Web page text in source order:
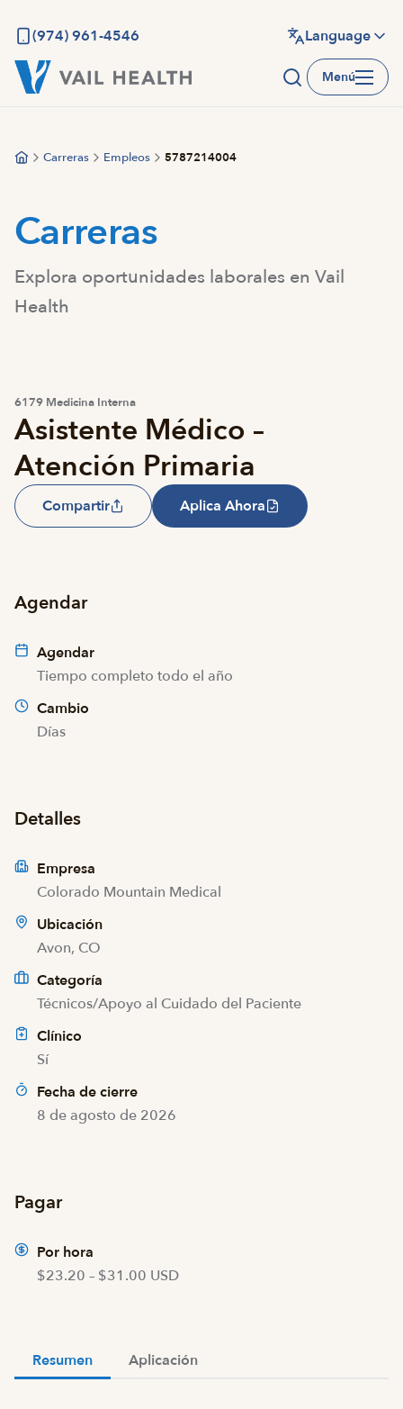
contenido
principal
(974) 961-4546 Language
Menú
Carreras Empleos 5787214004
Carreras
Explora oportunidades laborales en Vail
Health
6179 Medicina Interna
Asistente Médico –
Atención Primaria
Compartir Aplica Ahora
Agendar
Agendar
Tiempo completo todo el año
Cambio
Días
Detalles
Empresa
Colorado Mountain Medical
Ubicación
Avon, CO
Categoría
Técnicos/Apoyo al Cuidado del Paciente
Clínico
Sí
Fecha de cierre
8 de agosto de 2026
Pagar
Por hora
$23.20 – $31.00 USD
Resumen Aplicación